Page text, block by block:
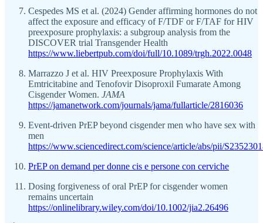
Cespedes MS et al. (2024) Gender affirming hormones do not
affect the exposure and efficacy of F/TDF or F/TAF for HIV
preexposure prophylaxis: a subgroup analysis from the
DISCOVER trial Transgender Health
https://www.liebertpub.com/doi/full/10.1089/trgh.2022.0048
Marrazzo J et al. HIV Preexposure Prophylaxis With
Emtricitabine and Tenofovir Disoproxil Fumarate Among
Cisgender Women. JAMA
https://jamanetwork.com/journals/jama/fullarticle/2816036
Event-driven PrEP beyond cisgender men who have sex with
men
https://www.sciencedirect.com/science/article/abs/pii/
PrEP on demand per donne cis e persone con cerviche
Dosing forgiveness of oral PrEP for cisgender women
remains uncertain
https://onlinelibrary.wiley.com/doi/10.1002/jia2.26496